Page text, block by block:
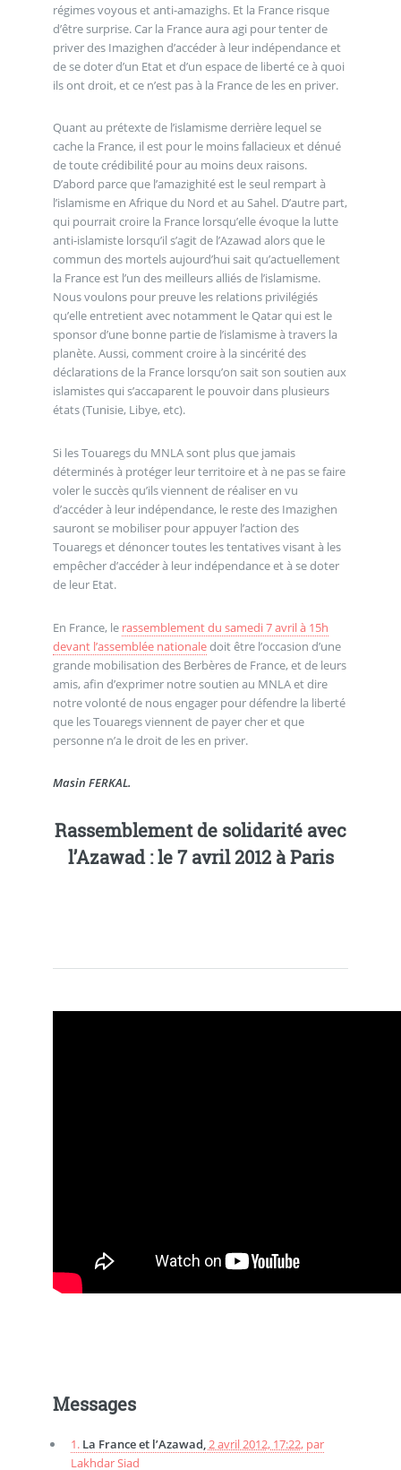
régimes voyous et anti-amazighs. Et la France risque
d’être surprise. Car la France aura agi pour tenter de
priver des Imazighen d’accéder à leur indépendance et
de se doter d’un Etat et d’un espace de liberté ce à quoi
ils ont droit, et ce n’est pas à la France de les en priver.
Quant au prétexte de l’islamisme derrière lequel se
cache la France, il est pour le moins fallacieux et dénué
de toute crédibilité pour au moins deux raisons.
D’abord parce que l’amazighité est le seul rempart à
l’islamisme en Afrique du Nord et au Sahel. D’autre part,
qui pourrait croire la France lorsqu’elle évoque la lutte
anti-islamiste lorsqu’il s’agit de l’Azawad alors que le
commun des mortels aujourd’hui sait qu’actuellement
la France est l’un des meilleurs alliés de l’islamisme.
Nous voulons pour preuve les relations privilégiés
qu’elle entretient avec notamment le Qatar qui est le
sponsor d’une bonne partie de l’islamisme à travers la
planète. Aussi, comment croire à la sincérité des
déclarations de la France lorsqu’on sait son soutien aux
islamistes qui s’accaparent le pouvoir dans plusieurs
états (Tunisie, Libye, etc).
Si les Touaregs du MNLA sont plus que jamais
déterminés à protéger leur territoire et à ne pas se faire
voler le succès qu’ils viennent de réaliser en vu
d’accéder à leur indépendance, le reste des Imazighen
sauront se mobiliser pour appuyer l’action des
Touaregs et dénoncer toutes les tentatives visant à les
empêcher d’accéder à leur indépendance et à se doter
de leur Etat.
En France, le rassemblement du samedi 7 avril à 15h
devant l’assemblée nationaledoit être l’occasion d’une
grande mobilisation des Berbères de France, et de leurs
amis, afin d’exprimer notre soutien au MNLA et dire
notre volonté de nous engager pour défendre la liberté
que les Touaregs viennent de payer cher et que
personne n’a le droit de les en priver.
Masin FERKAL.
Rassemblement de solidarité avec
l’Azawad : le 7 avril 2012 à Paris
Messages
1. La France et l’Azawad,2 avril 2012, 17:22, par
Lakhdar Siad